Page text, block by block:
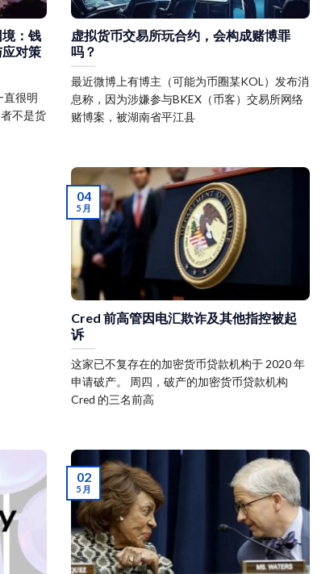
：钱
对策
直很明
不是货
虚拟货币交易所玩合约，会构成赌博罪
吗？
最近微博上有博主（可能为币圈某KOL）发布消
息称，因为涉嫌参与BKEX（币客）交易所网络
赌博案，被湖南省平江县
Cred 前高管因电汇欺诈及其他指控被起
诉
这家已不复存在的加密货币贷款机构于 2020 年
申请破产。 周四，破产的加密货币贷款机构
Cred 的三名前高
04
5 月
02
5 月